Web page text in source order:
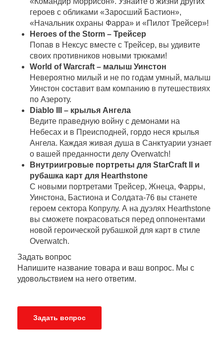
героев с обликами «Заросший Бастион»,
«Начальник охраны Фарра» и «Пилот Трейсер»!
Heroes of the Storm – Трейсер
Попав в Нексус вместе с Трейсер, вы удивите
своих противников новыми трюками!
World of Warcraft – малыш Уинстон
Невероятно милый и не по годам умный, малыш
Уинстон составит вам компанию в путешествиях
по Азероту.
Diablo III – крылья Ангела
Ведите праведную войну с демонами на
Небесах и в Преисподней, гордо неся крылья
Ангела. Каждая живая душа в Санктуарии узнает
о вашей преданности делу Overwatch!
Внутриигровые портреты для StarCraft II и
рубашка карт для Hearthstone
С новыми портретами Трейсер, Жнеца, Фарры,
Уинстона, Бастиона и Солдата-76 вы станете
героем сектора Копрулу. А на дуэлях Hearthstone
вы сможете покрасоваться перед оппонентами
новой героической рубашкой для карт в стиле
Overwatch.
Задать вопрос
Напишите название товара и ваш вопрос. Мы с
удовольствием на него ответим.
Задать вопрос